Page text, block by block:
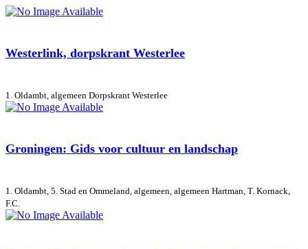
Westerlink, dorpskrant Westerlee
1. Oldambt, algemeen Dorpskrant Westerlee
Groningen: Gids voor cultuur en landschap
1. Oldambt, 5. Stad en Ommeland, algemeen, algemeen Hartman, T. Kornack,
F.C.